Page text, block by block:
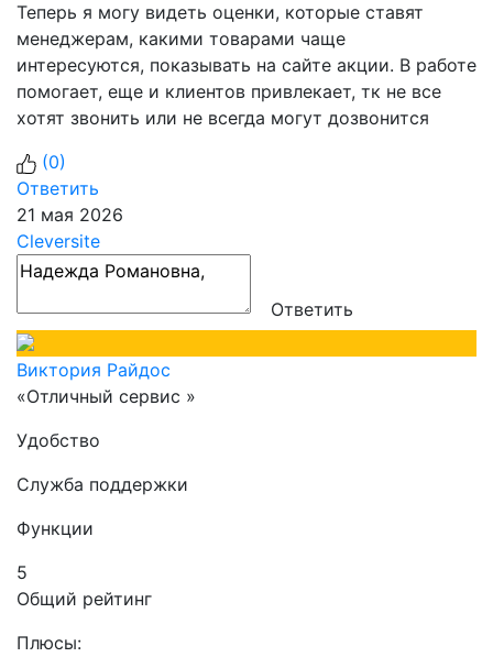
Теперь я могу видеть оценки, которые ставят
менеджерам, какими товарами чаще
интересуются, показывать на сайте акции. В работе
помогает, еще и клиентов привлекает, тк не все
хотят звонить или не всегда могут дозвонится
(0)
Ответить
21 мая 2026
Cleversite
Ответить
Виктория Райдос
«Отличный сервис »
Удобство
Служба поддержки
Функции
5
Общий рейтинг
Плюсы: